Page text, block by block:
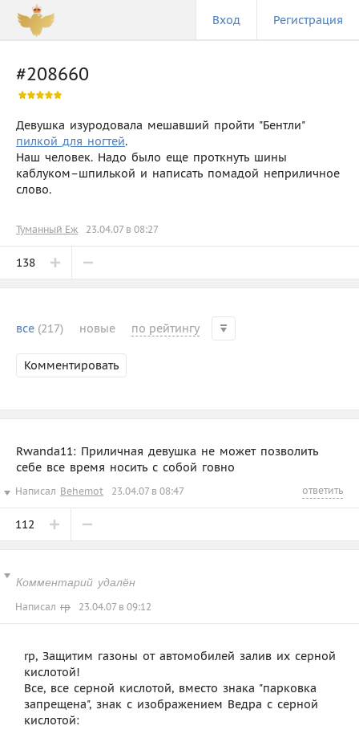
Вход Регистрация
#208660
Девушка изуродовала мешавший пройти "Бентли"
пилкой для ногтей.
Наш человек. Надо было еще проткнуть шины
каблуком–шпилькой и написать помадой неприличное
слово.
Туманный Еж 23.04.07 в 08:27
138
все (217) новые по рейтингу
Комментировать
Rwanda11: Приличная девушка не может позволить
себе все время носить с собой говно
Написал Behemot 23.04.07 в 08:47 ответить
112
Комментарий удалён
Написал rp 23.04.07 в 09:12
rp, Защитим газоны от автомобилей залив их серной
кислотой!
Все, все серной кислотой, вместо знака "парковка
запрещена", знак с изображением Ведра с серной
кислотой: